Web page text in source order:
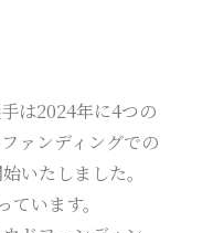
は2024年に4つの
ァンディングでの
いたしました。
います。